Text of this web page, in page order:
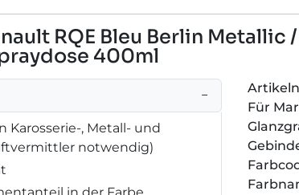
RQE Bleu Berlin Metallic
400ml
−
Karosserie-, Metall- und
notwendig)
in der Farbe
Für